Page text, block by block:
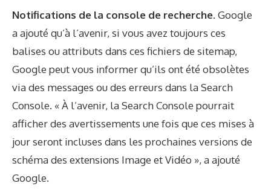
Notifications de la console de recherche. Google
a ajouté qu’à l’avenir, si vous avez toujours ces
balises ou attributs dans ces fichiers de sitemap,
Google peut vous informer qu’ils ont été obsolètes
via des messages ou des erreurs dans la Search
Console. « À l’avenir, la Search Console pourrait
afficher des avertissements une fois que ces mises à
jour seront incluses dans les prochaines versions de
schéma des extensions Image et Vidéo », a ajouté
Google.